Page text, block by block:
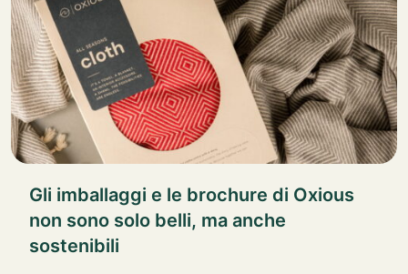
Gli imballaggi e le brochure di Oxious
non sono solo belli, ma anche
sostenibili